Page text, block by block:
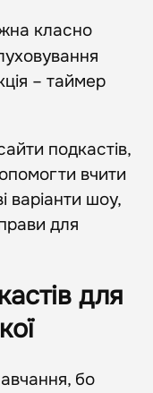
класно
– таймер
подкастів,
вчити
варіанти шоу,
для
для
бо